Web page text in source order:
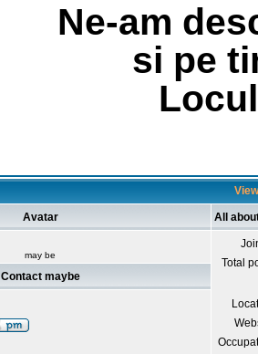
Ne-am
si pe
Avatar All
may be
Total
Contact maybe